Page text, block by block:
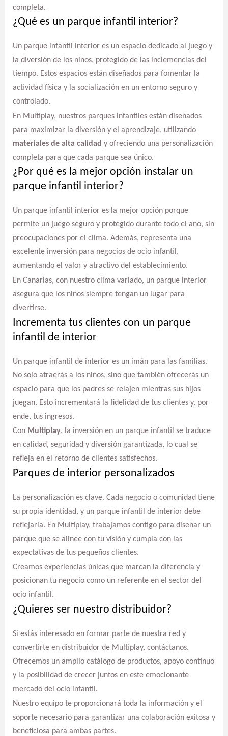
completa.
¿Qué es un parque infantil interior?
Un parque infantil interior es un espacio dedicado al juego y
la diversión de los niños, protegido de las inclemencias del
tiempo. Estos espacios están diseñados para fomentar la
actividad física y la socialización en un entorno seguro y
controlado.
En Multiplay, nuestros parques infantiles están diseñados
para maximizar la diversión y el aprendizaje, utilizando
materiales de alta calidad y ofreciendo una personalización
completa para que cada parque sea único.
¿Por qué es la mejor opción instalar un
parque infantil interior?
Un parque infantil interior es la mejor opción porque
permite un juego seguro y protegido durante todo el año, sin
preocupaciones por el clima. Además, representa una
excelente inversión para negocios de ocio infantil,
aumentando el valor y atractivo del establecimiento.
En Canarias, con nuestro clima variado, un parque interior
asegura que los niños siempre tengan un lugar para
divertirse.
Incrementa tus clientes con un parque
infantil de interior
Un parque infantil de interior es un imán para las familias.
No solo atraerás a los niños, sino que también ofrecerás un
espacio para que los padres se relajen mientras sus hijos
juegan. Esto incrementará la fidelidad de tus clientes y, por
ende, tus ingresos.
Con Multiplay, la inversión en un parque infantil se traduce
en calidad, seguridad y diversión garantizada, lo cual se
refleja en el retorno de clientes satisfechos.
Parques de interior personalizados
La personalización es clave. Cada negocio o comunidad tiene
su propia identidad, y un parque infantil de interior debe
reflejarla. En Multiplay, trabajamos contigo para diseñar un
parque que se alinee con tu visión y cumpla con las
expectativas de tus pequeños clientes.
Creamos experiencias únicas que marcan la diferencia y
posicionan tu negocio como un referente en el sector del
ocio infantil.
¿Quieres ser nuestro distribuidor?
Si estás interesado en formar parte de nuestra red y
convertirte en distribuidor de Multiplay, contáctanos.
Ofrecemos un amplio catálogo de productos, apoyo continuo
y la posibilidad de crecer juntos en este emocionante
mercado del ocio infantil.
Nuestro equipo te proporcionará toda la información y el
soporte necesario para garantizar una colaboración exitosa y
beneficiosa para ambas partes.